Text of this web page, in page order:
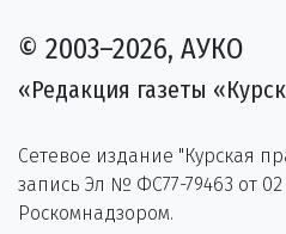
© 2003–2026, АУКО
«Редакция газеты
Сетевое издание "Курская
запись Эл № ФС77-79463 от
Роскомнадзором.